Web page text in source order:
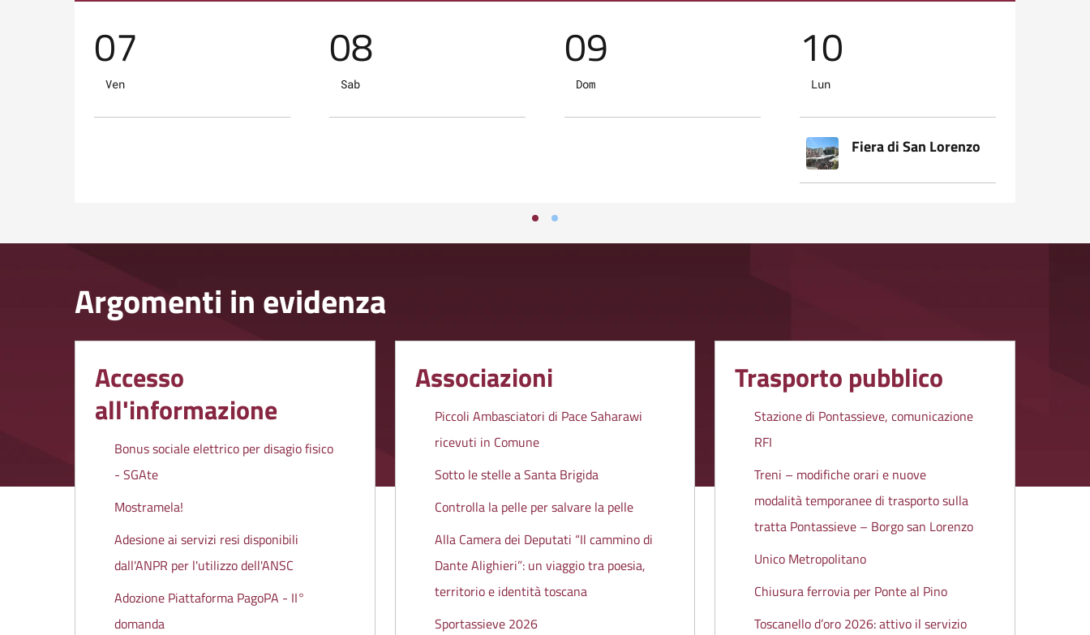
07
Ven
08
Sab
09
Dom
10
Lun
Fiera di San Lorenzo
Argomenti in evidenza
Accesso
all'informazione
Bonus sociale elettrico per disagio fisico
- SGAte
Mostramela!
Adesione ai servizi resi disponibili
dall'ANPR per l'utilizzo dell'ANSC
Adozione Piattaforma PagoPA - II°
domanda
Associazioni
Piccoli Ambasciatori di Pace Saharawi
ricevuti in Comune
Sotto le stelle a Santa Brigida
Controlla la pelle per salvare la pelle
Alla Camera dei Deputati “Il cammino di
Dante Alighieri”: un viaggio tra poesia,
territorio e identità toscana
Sportassieve 2026
Trasporto pubblico
Stazione di Pontassieve, comunicazione
RFI
Treni – modifiche orari e nuove
modalità temporanee di trasporto sulla
tratta Pontassieve – Borgo san Lorenzo
Unico Metropolitano
Chiusura ferrovia per Ponte al Pino
Toscanello d’oro 2026: attivo il servizio